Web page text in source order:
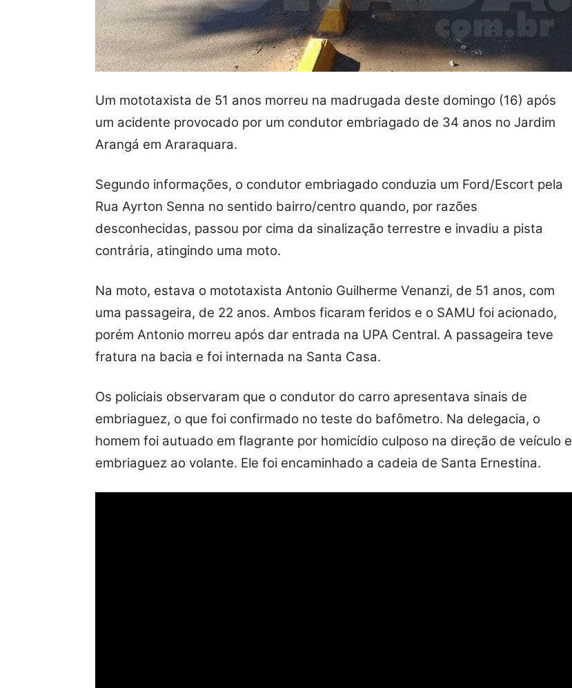
Um mototaxista de 51 anos morreu na madrugada deste domingo (16) após
um acidente provocado por um condutor embriagado de 34 anos no Jardim
Arangá em Araraquara.
Segundo informações, o condutor embriagado conduzia um Ford/Escort pela
Rua Ayrton Senna no sentido bairro/centro quando, por razões
desconhecidas, passou por cima da sinalização terrestre e invadiu a pista
contrária, atingindo uma moto.
Na moto, estava o mototaxista Antonio Guilherme Venanzi, de 51 anos, com
uma passageira, de 22 anos. Ambos ficaram feridos e o SAMU foi acionado,
porém Antonio morreu após dar entrada na UPA Central. A passageira teve
fratura na bacia e foi internada na Santa Casa.
Os policiais observaram que o condutor do carro apresentava sinais de
embriaguez, o que foi confirmado no teste do bafômetro. Na delegacia, o
homem foi autuado em flagrante por homicídio culposo na direção de veículo e
embriaguez ao volante. Ele foi encaminhado a cadeia de Santa Ernestina.